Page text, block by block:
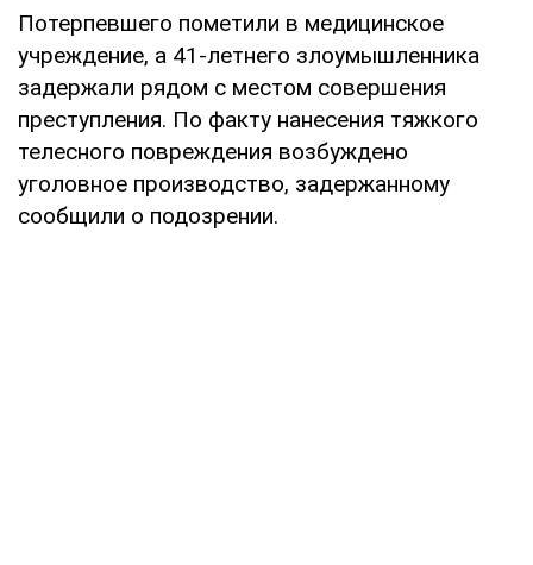
Потерпевшего пометили в медицинское
учреждение, а 41-летнего злоумышленника
задержали рядом с местом совершения
преступления. По факту нанесения тяжкого
телесного повреждения возбуждено
уголовное производство, задержанному
сообщили о подозрении.